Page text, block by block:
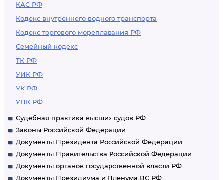
КАС РФ
Кодекс внутреннего водного транспорта
Кодекс торгового мореплавания РФ
Семейный кодекс
ТК РФ
УИК РФ
УК РФ
УПК РФ
Судебная практика высших судов РФ
Законы Российской Федерации
Документы Президента Российской Федерации
Документы Правительства Российской Федерации
Документы органов государственной власти РФ
Документы Президиума и Пленума ВС РФ
осуществляющих
деятельность по
возврату
просроченной
задолженности
физических лиц